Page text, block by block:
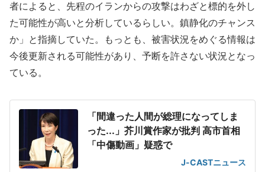
者によると、先程のイランからの攻撃はわざと標的を外し
た可能性が高いと分析しているらしい。鎮静化のチャンス
か」と指摘していた。もっとも、被害状況をめぐる情報は
今後更新される可能性があり、予断を許さない状況となっ
ている。
「間違った人間が総理になってしま
った...」芥川賞作家が批判 高市首相
「中傷動画」疑惑で
J-CASTニュース